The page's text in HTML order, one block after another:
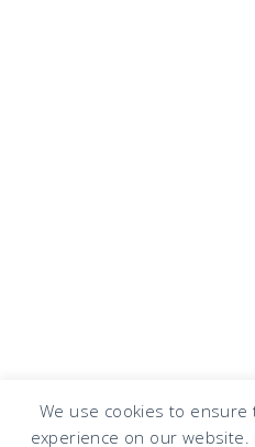
We use cookies to
experience on our